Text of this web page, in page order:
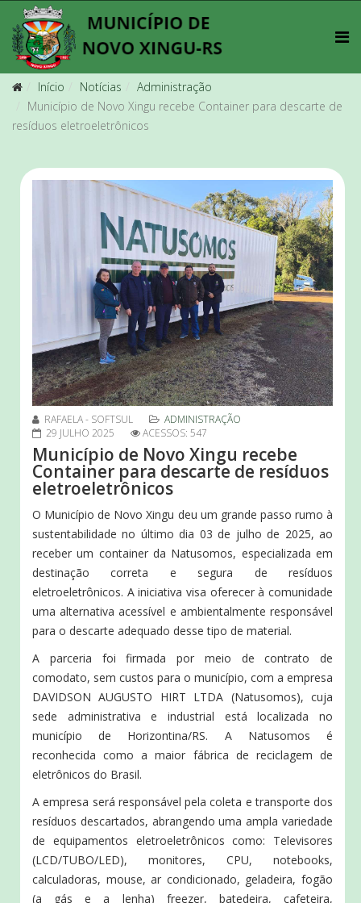
Início Notícias
Administração
Município de Novo Xingu recebe Container para descarte de
resíduos eletroeletrônicos
RAFAELA - SOFTSUL
ADMINISTRAÇÃO
29 JULHO 2025
ACESSOS: 547
Município de Novo Xingu recebe
Container para descarte de resíduos
eletroeletrônicos
O Município de Novo Xingu deu um grande passo rumo à
sustentabilidade no último dia 03 de julho de 2025, ao
receber um container da Natusomos, especializada em
destinação correta e segura de resíduos
eletroeletrônicos. A iniciativa visa oferecer à comunidade
uma alternativa acessível e ambientalmente responsável
para o descarte adequado desse tipo de material.
A parceria foi firmada por meio de contrato de
comodato, sem custos para o município, com a empresa
DAVIDSON AUGUSTO HIRT LTDA (Natusomos), cuja
sede administrativa e industrial está localizada no
município de Horizontina/RS. A Natusomos é
reconhecida como a maior fábrica de reciclagem de
eletrônicos do Brasil.
A empresa será responsável pela coleta e transporte dos
resíduos descartados, abrangendo uma ampla variedade
de equipamentos eletroeletrônicos como: Televisores
(LCD/TUBO/LED), monitores, CPU, notebooks,
calculadoras, mouse, ar condicionado, geladeira, fogão
(a gás e a lenha) freezer, batedeira, cafeteira,